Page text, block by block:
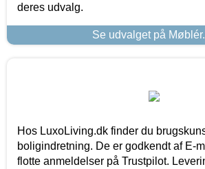
deres udvalg.
Se udvalget på
Hos LuxoLiving.dk finder du
boligindretning. De er godkendt af E-
flotte anmeldelser på Trustpilot.